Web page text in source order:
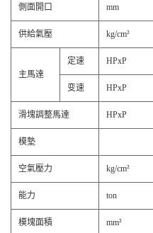
側面開口 mm
供給氣壓 kg/cm²
主馬達
定速 HPxP
变速 HPxP
滑塊調整馬達 HPxP
模墊
空氣壓力 kg/cm²
能力 ton
模塊面積 mm²